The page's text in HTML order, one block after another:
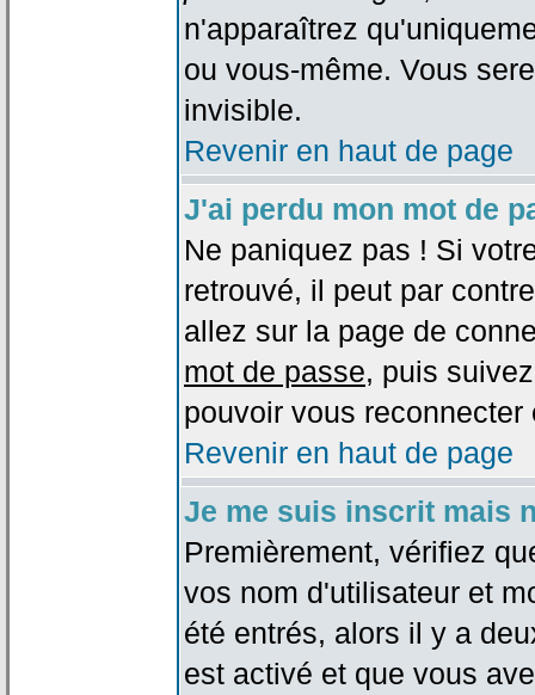
n'apparaîtrez
ou vous-même. Vous
invisible.
Revenir en haut de page
J'ai perdu mon mot de
Ne paniquez pas ! Si
retrouvé, il peut par
allez sur la page de
mot de passe, puis
pouvoir vous
Revenir en haut de page
Je me suis inscrit mais
Premièrement, vérifiez
vos nom d'utilisateur et
été entrés, alors il y a
est activé et que vous